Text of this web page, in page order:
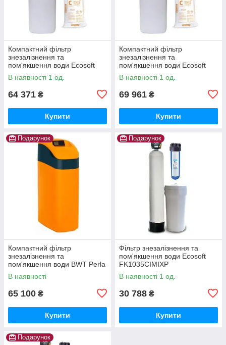
Компактний фільтр
знезалізнення та
пом'якшення води Ecosoft
Titanium Gold 250
В наявності 1 од.
64 371 ₴
Купити
Компактний фільтр
знезалізнення та
пом'якшення води Ecosoft
Titanium Gold 370
В наявності 1 од.
69 961 ₴
Купити
Подарунок
Компактний фільтр
знезалізнення та
пом'якшення води BWT Perla
Silk Ecomix
В наявності
65 100 ₴
Купити
Подарунок
Фільтр знезалізнення та
пом'якшення води Ecosoft
FK1035CIMIXP
В наявності 1 од.
30 788 ₴
Купити
Подарунок